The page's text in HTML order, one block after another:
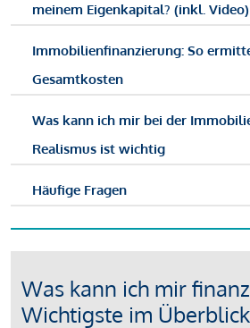
meinem Eigenkapital? (inkl. Video)
Immobilienfinanzierung: So
Gesamtkosten
Was kann ich mir bei der
Realismus ist wichtig
Häufige Fragen
Was kann ich mir
Wichtigste im Überblick